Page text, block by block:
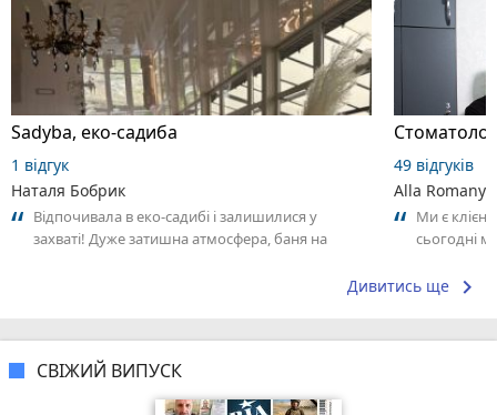
Sadyba, еко-садиба
1 відгук
Наталя Бобрик
Відпочивала в еко-садибі і залишилися у
захваті! Дуже затишна атмосфера, баня на
49 відгуків
Alla
Ми є
сьогодні
Дивитись ще keyboard_arrow_right
СВІЖИЙ ВИПУСК